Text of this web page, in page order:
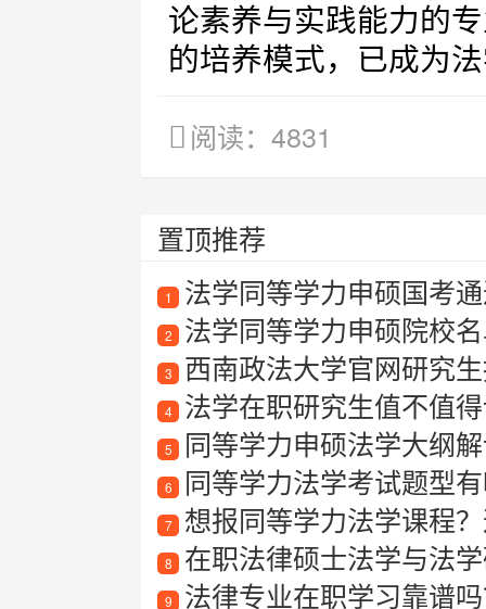
论素养与实践能力的
的培养模式，已成为
阅读：4831
置顶推荐
1 法学同等学力申硕国考
2 法学同等学力申硕院校
3 西南政法大学官网研究
4 法学在职研究生值不值
5 同等学力申硕法学大纲
6 同等学力法学考试题型
7 想报同等学力法学课程
8 在职法律硕士法学与法
9 法律专业在职学习靠谱吗